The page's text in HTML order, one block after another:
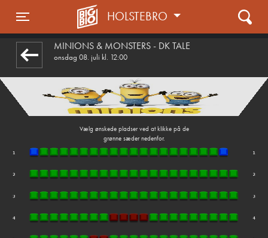
Toggle navigation
HOLSTEBRO
MINIONS & MONSTERS - DK TALE
onsdag 08. juli kl. 12:00
Vælg ønskede pladser ved at klikke på de
grønne sæder nedenfor.
front03-cc 120930